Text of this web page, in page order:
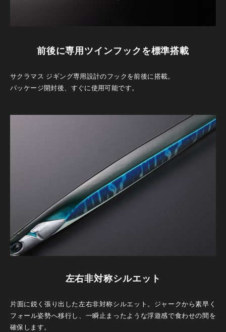
前後に専用ツインフックを標準搭載
サクラマス ジギング専用設計のフックを前後に搭載。
パッケージ開封後、すぐに使用可能です。
左右非対称シルエット
片面に鋭く張り出した左右非対称シルエット。ジャークから素早く
フォール姿勢へ移行し、一瞬止まったような浮遊感で食わせの間を
確保します。